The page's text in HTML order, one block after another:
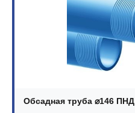
Обсадная труба ⌀146 ПНД